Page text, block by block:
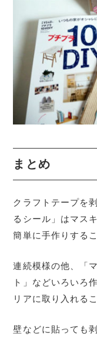
まとめ
クラフトテープを
るシール」はマス
簡単に手作りする
連続模様の他、「
ト」などいろいろ
リアに取り入れる
壁などに貼っても